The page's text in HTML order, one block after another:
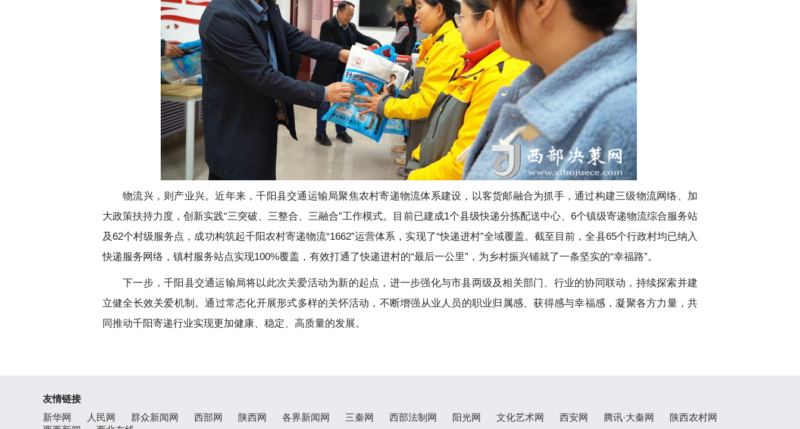
物流兴，则产业兴。近年来，千阳县交通运输局聚焦农村寄递物流体系建设，以客货邮融合为抓手，通过构建三级物流网络、加
大政策扶持力度，创新实践“三突破、三整合、三融合”工作模式。目前已建成1个县级快递分拣配送中心、6个镇级寄递物流综合服务站
及62个村级服务点，成功构筑起千阳农村寄递物流“1662”运营体系，实现了“快递进村”全域覆盖。截至目前，全县65个行政村均已纳入
快递服务网络，镇村服务站点实现100%覆盖，有效打通了快递进村的“最后一公里”，为乡村振兴铺就了一条坚实的“幸福路”。
下一步，千阳县交通运输局将以此次关爱活动为新的起点，进一步强化与市县两级及相关部门、行业的协同联动，持续探索并建
立健全长效关爱机制。通过常态化开展形式多样的关怀活动，不断增强从业人员的职业归属感、获得感与幸福感，凝聚各方力量，共
同推动千阳寄递行业实现更加健康、稳定、高质量的发展。
友情链接
新华网
人民网 群众新闻网 西部网 陕西网 各界新闻网 三秦网 西部法制网 阳光网 文化艺术网 西安网 腾讯·大秦网
陕西农村网